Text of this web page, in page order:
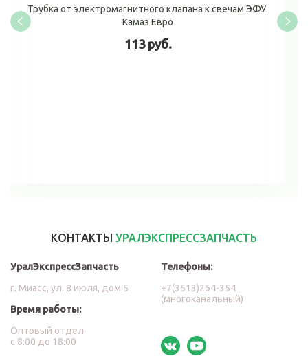
Трубка от электромагнитного клапана к свечам ЭФУ.
Камаз Евро
113 руб.
КОНТАКТЫ УРАЛЭКСПРЕССЗАПЧАСТЬ
УралЭкспрессЗапчасть
г. Миасс, ул. 8 июля, дом 5
Время работы:
Оптовый отдел:
с 8:00 до 18:00
Телефоны:
+7(3513)264-354
(многоканальный)